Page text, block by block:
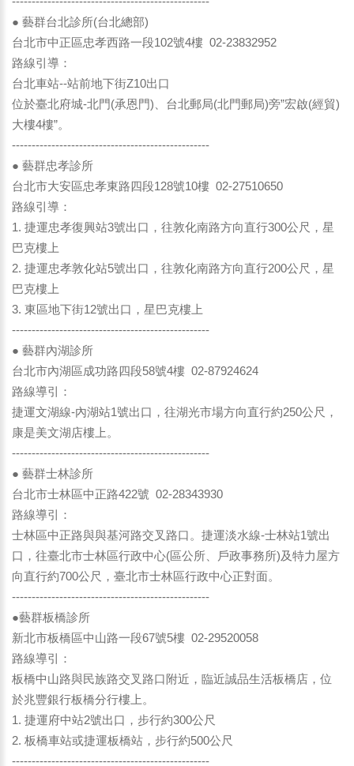
● 藝群台北診所(台北總部)
台北市中正區忠孝西路一段102號4樓 02-23832952
路線引導：
台北車站--站前地下街Z10出口
位於臺北府城-北門(承恩門)、台北郵局(北門郵局)旁”宏啟(經貿)
大樓4樓”。
--------------------------------------------------
● 藝群忠孝診所
台北市大安區忠孝東路四段128號10樓 02-27510650
路線引導：
1. 捷運忠孝復興站3號出口，往敦化南路方向直行300公尺，星
巴克樓上
2. 捷運忠孝敦化站5號出口，往敦化南路方向直行200公尺，星
巴克樓上
3. 東區地下街12號出口，星巴克樓上
--------------------------------------------------
● 藝群內湖診所
台北市內湖區成功路四段58號4樓 02-87924624
路線導引：
捷運文湖線-內湖站1號出口，往湖光市場方向直行約250公尺，
康是美文湖店樓上。
--------------------------------------------------
● 藝群士林診所
台北市士林區中正路422號 02-28343930
路線導引：
士林區中正路與與基河路交叉路口。捷運淡水線-士林站1號出
口，往臺北市士林區行政中心(區公所、戶政事務所)及特力屋方
向直行約700公尺，臺北市士林區行政中心正對面。
--------------------------------------------------
●藝群板橋診所
新北市板橋區中山路一段67號5樓 02-29520058
路線導引：
板橋中山路與民族路交叉路口附近，臨近誠品生活板橋店，位
於兆豐銀行板橋分行樓上。
1. 捷運府中站2號出口，步行約300公尺
2. 板橋車站或捷運板橋站，步行約500公尺
--------------------------------------------------